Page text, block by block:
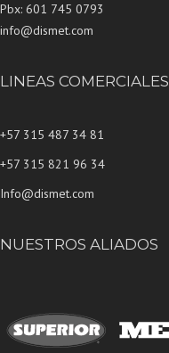
Pbx: 601 745 0793
info@dismet.com
LINEAS COMERCIALES
+57 315 487 34 81
+57 315 821 96 34
Info@dismet.com
NUESTROS ALIADOS